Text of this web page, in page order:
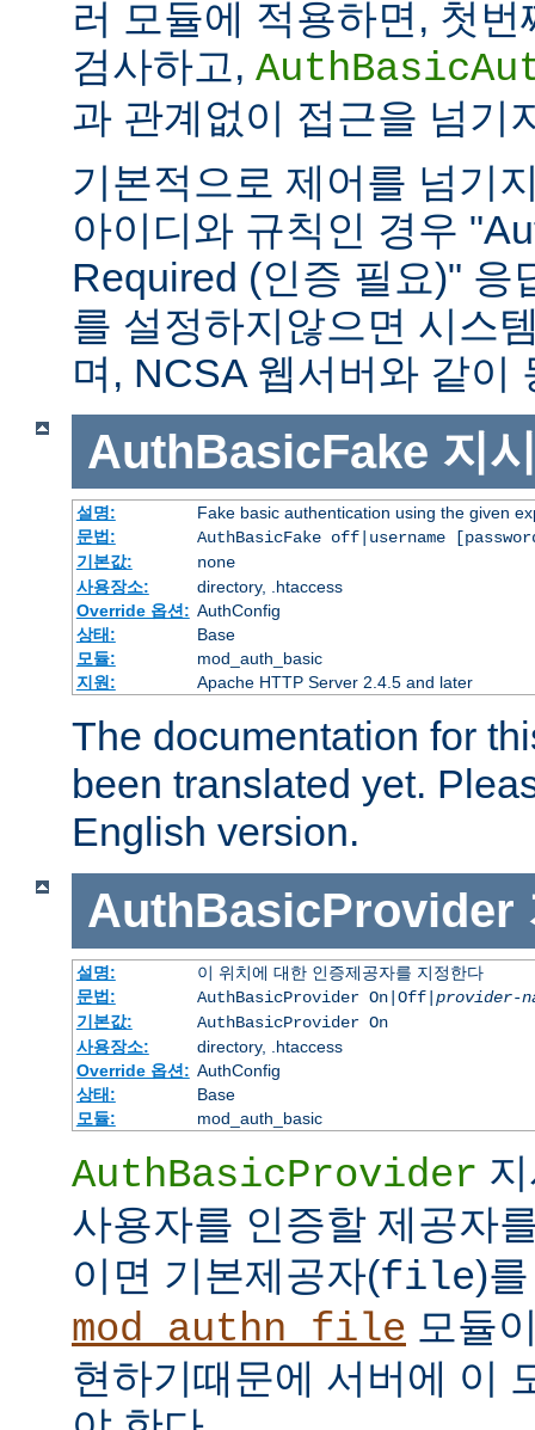
러 모듈에 적용하면, 첫
검사하고,
과 관계없이 접근을 넘기
기본적으로 제어를 넘기
아이디와 규칙인 경우
Required (인증 필요)" 응
를 설정하지않으면 시스
며, NCSA 웹서버와 같이
AuthBasicFake 지
설명:
Fake basic authentication using the given
문법:
AuthBasicFake off|username
기본값:
none
사용장소:
directory, .htaccess
Override 옵션: AuthConfig
상태:
Base
모듈:
mod_auth_basic
지원:
Apache HTTP Server 2.4.5 and later
The documentation for
been translated yet.
English version.
AuthBasicProvider
설명:
이 위치에 대한 인증제공자를 지정한다
문법:
AuthBasicProvider On|Off| provider-
기본값:
AuthBasicProvider On
사용장소:
directory, .htaccess
Override 옵션: AuthConfig
상태:
Base
모듈:
mod_auth_basic
AuthBasicProvider
사용자를 인증할 제공자
이면 기본제공자(file)
mod_authn_file 모듈
현하기때문에 서버에 이